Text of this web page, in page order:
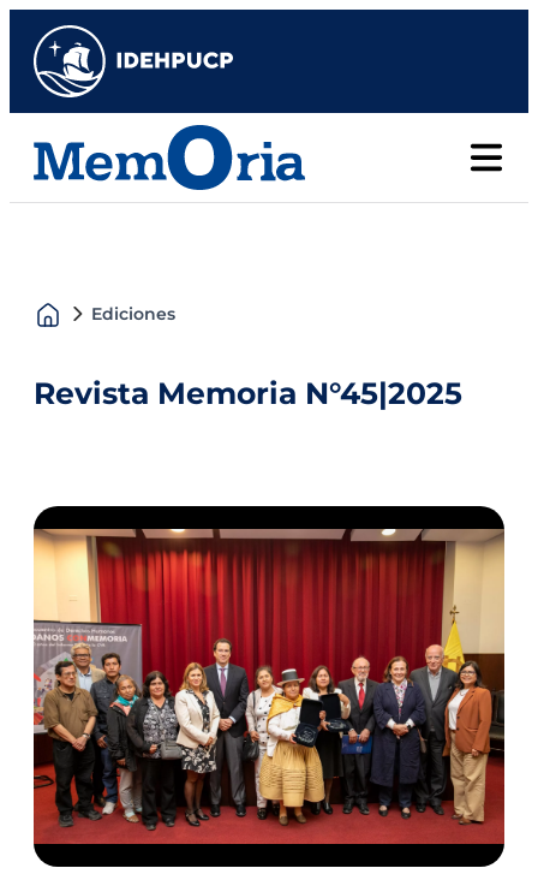
Ediciones
Revista Memoria N°45|2025